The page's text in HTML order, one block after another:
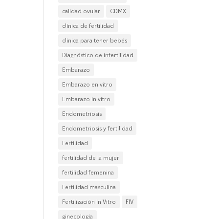
calidad ovular
CDMX
clínica de fertilidad
clínica para tener bebés
Diagnóstico de infertilidad
Embarazo
Embarazo en vitro
Embarazo in vitro
Endometriosis
Endometriosis y fertilidad
Fertilidad
fertilidad de la mujer
fertilidad femenina
Fertilidad masculina
Fertilización In Vitro
FIV
ginecología